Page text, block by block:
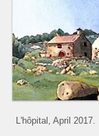
L'hôpital, April 2017.